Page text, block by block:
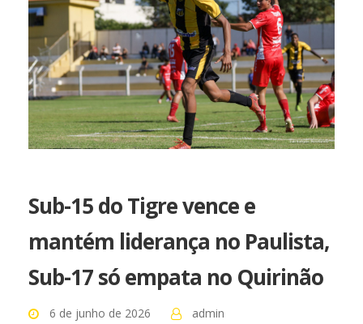
Sub-15 do Tigre vence e
mantém liderança no Paulista,
Sub-17 só empata no Quirinão
6 de junho de 2026
admin